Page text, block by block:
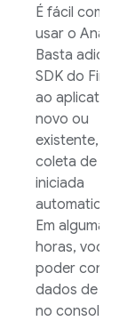
É fácil
usar o
Basta
SDK do
ao aplicativo
novo ou
existente, e a
coleta de
iniciada
Em algumas
horas, você vai
poder conferir
dados de
no console do